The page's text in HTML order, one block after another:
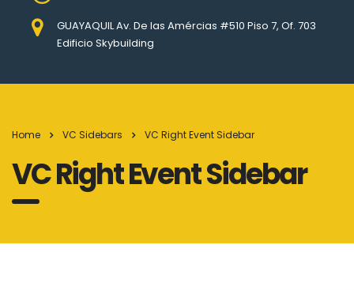
GUAYAQUIL Av. De las Amércias #510 Piso 7, Of. 703
Edificio Skybuilding
Home VC Sidebars VC Right Event Sidebar
VC Right Event Sidebar